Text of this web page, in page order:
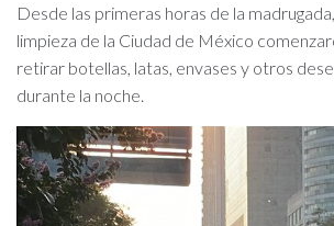
Desde las primeras horas de la
limpieza de la Ciudad de México
retirar botellas, latas, envases y otros
durante la noche.